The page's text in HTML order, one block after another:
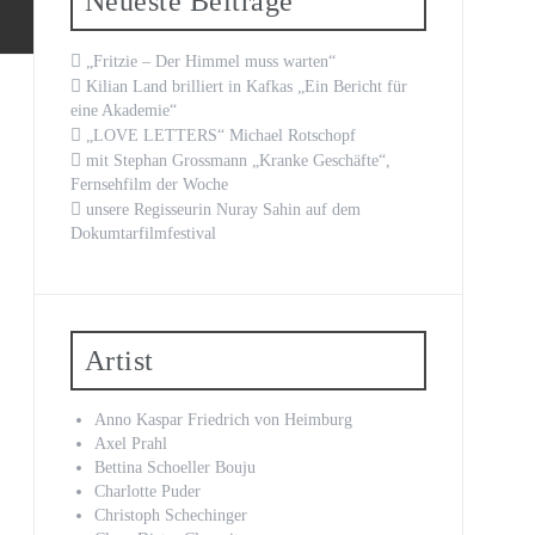
„Fritzie – Der Himmel muss warten“
Kilian Land brilliert in Kafkas „Ein Bericht für
eine Akademie“
„LOVE LETTERS“ Michael Rotschopf
mit Stephan Grossmann „Kranke Geschäfte“,
Fernsehfilm der Woche
unsere Regisseurin Nuray Sahin auf dem
Dokumtarfilmfestival
Artist
Anno Kaspar Friedrich von Heimburg
Axel Prahl
Bettina Schoeller Bouju
Charlotte Puder
Christoph Schechinger